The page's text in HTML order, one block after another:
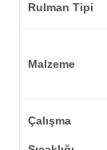
Rulman Tipi
Malzeme
Çalışma